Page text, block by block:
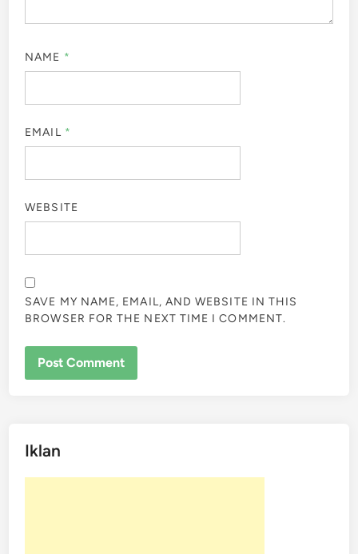
NAME *
EMAIL *
WEBSITE
SAVE MY NAME, EMAIL, AND WEBSITE IN THIS
BROWSER FOR THE NEXT TIME I COMMENT.
Iklan